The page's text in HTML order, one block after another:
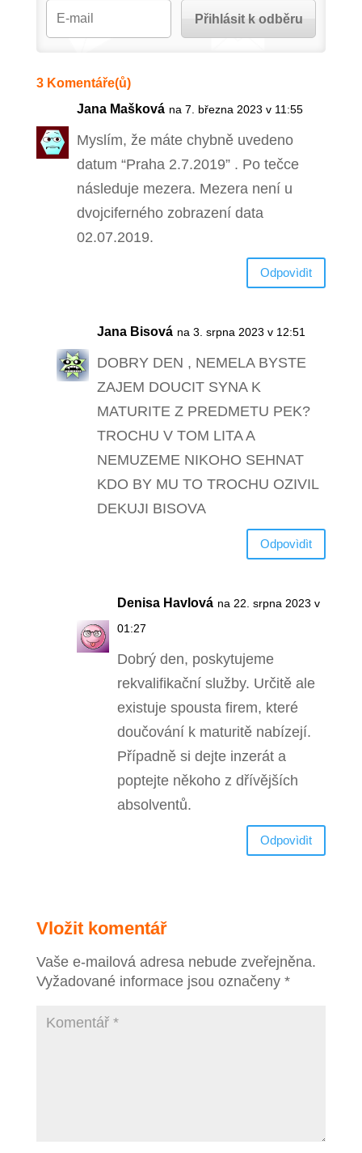
3 Komentáře(ů)
Jana Mašková na 7. března 2023 v 11:55
Myslím, že máte chybně uvedeno
datum “Praha 2.7.2019” . Po tečce
následuje mezera. Mezera není u
dvojciferného zobrazení data
02.07.2019.
Odpovìdìt
Jana Bisová na 3. srpna 2023 v 12:51
DOBRY DEN , NEMELA BYSTE
ZAJEM DOUCIT SYNA K
MATURITE Z PREDMETU PEK?
TROCHU V TOM LITA A
NEMUZEME NIKOHO SEHNAT
KDO BY MU TO TROCHU OZIVIL
DEKUJI BISOVA
Odpovìdìt
Denisa Havlová na 22. srpna 2023 v
01:27
Dobrý den, poskytujeme
rekvalifikační služby. Určitě ale
existuje spousta firem, které
doučování k maturitě nabízejí.
Případně si dejte inzerát a
poptejte někoho z dřívějších
absolventů.
Odpovìdìt
Vložit komentář
Vaše e-mailová adresa nebude zveřejněna.
Vyžadované informace jsou označeny *